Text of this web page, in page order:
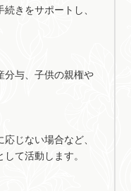
きをサポートし、
分与、子供の親権や
じない場合など、
て活動します。